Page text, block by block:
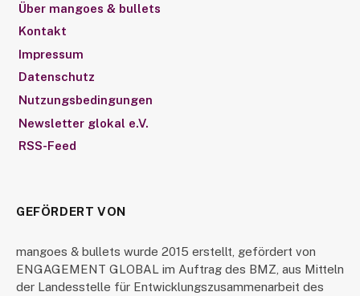
Über mangoes & bullets
Kontakt
Impressum
Datenschutz
Nutzungsbedingungen
Newsletter glokal e.V.
RSS-Feed
GEFÖRDERT VON
mangoes & bullets wurde 2015 erstellt, gefördert von
ENGAGEMENT GLOBAL im Auftrag des BMZ, aus Mitteln
der Landesstelle für Entwicklungszusammenarbeit des